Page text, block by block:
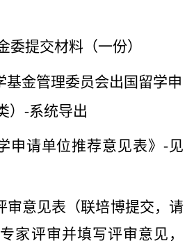
委提交材料（一份）
基金管理委员会出国留学申
-系统导出
申请单位推荐意见表》-见
审意见表（联培博提交，请
家评审并填写评审意见，